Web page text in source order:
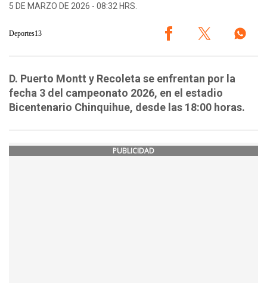
5 DE MARZO DE 2026 - 08:32 HRS.
Deportes13
D. Puerto Montt y Recoleta se enfrentan por la
fecha 3 del campeonato 2026, en el estadio
Bicentenario Chinquihue, desde las 18:00 horas.
PUBLICIDAD